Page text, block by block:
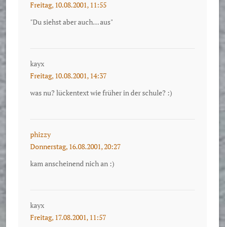
Freitag, 10.08.2001, 11:55
"Du siehst aber auch… aus"
kayx
Freitag, 10.08.2001, 14:37
was nu? lückentext wie früher in der schule? :)
phizzy
Donnerstag, 16.08.2001, 20:27
kam anscheinend nich an :)
kayx
Freitag, 17.08.2001, 11:57